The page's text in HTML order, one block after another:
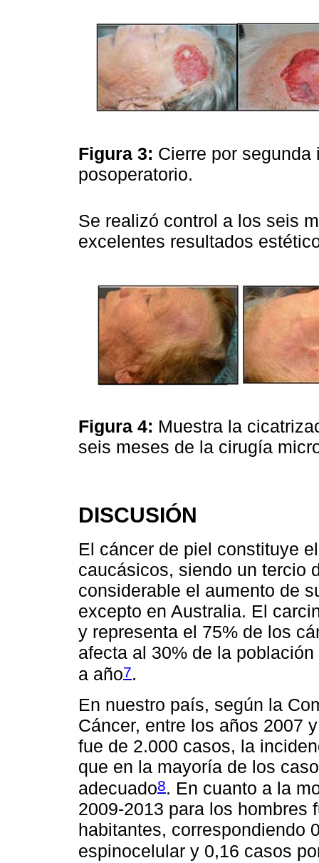
Figura 3: Cierre por
posoperatorio.
Se realizó control a los seis
excelentes resultados
Figura 4: Muestra la
seis meses de la cirugía
DISCUSIÓN
El cáncer de piel constituye
caucásicos, siendo un tercio
considerable el aumento de
excepto en Australia. El
y representa el 75% de los
afecta al 30% de la
a año7.
En nuestro país, según la
Cáncer, entre los años 2007
fue de 2.000 casos, la
que en la mayoría de los
adecuado8. En cuanto a la
2009-2013 para los hombres
habitantes, correspondiendo
espinocelular y 0,16 casos